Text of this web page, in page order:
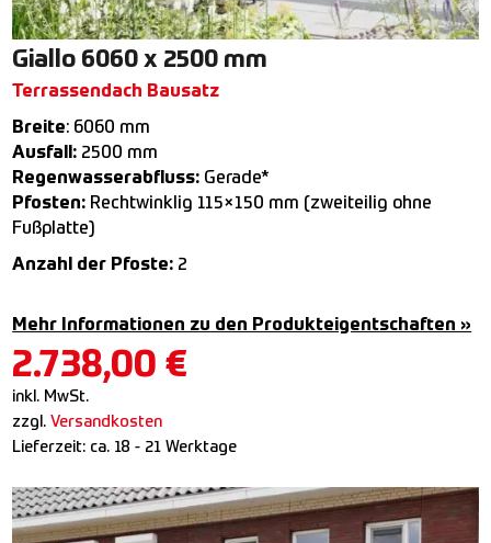
Giallo 6060 x 2500 mm
Terrassendach Bausatz
Breite: 6060 mm
Ausfall: 2500 mm
Regenwasserabfluss: Gerade*
Pfosten: Rechtwinklig 115×150 mm (zweiteilig ohne
Fußplatte)
Anzahl der Pfoste: 2
Mehr Informationen zu den Produkteigentschaften »
2.738,00 €
inkl. MwSt.
zzgl. Versandkosten
Lieferzeit: ca. 18 - 21 Werktage